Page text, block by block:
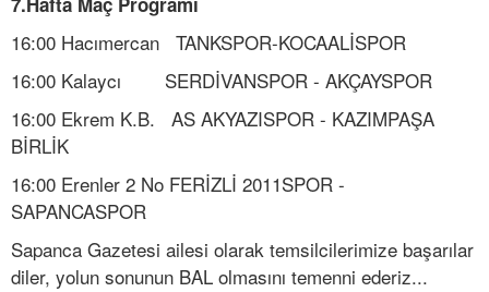
16:00 Hacımercan TANKSPOR-KOCAALİSPOR
16:00 Kalaycı SERDİVANSPOR - AKÇAYSPOR
16:00 Ekrem K.B. AS AKYAZISPOR - KAZIMPAŞA
BİRLİK
16:00 Erenler 2 No FERİZLİ 2011SPOR -
SAPANCASPOR
Sapanca Gazetesi ailesi olarak temsilcilerimize başarılar
diler, yolun sonunun BAL olmasını temenni ederiz...